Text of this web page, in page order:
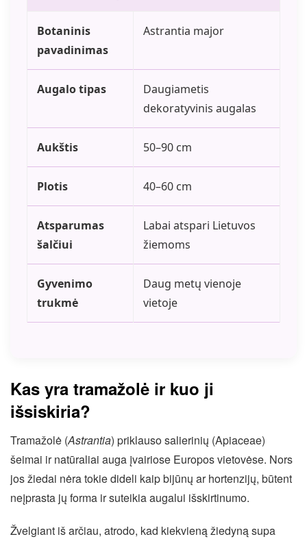
Botaninis
pavadinimas
Astrantia major
Augalo tipas
Daugiametis
dekoratyvinis augalas
Aukštis 50–90 cm
Plotis 40–60 cm
Atsparumas
šalčiui
Labai atspari Lietuvos
žiemoms
Gyvenimo
trukmė
Daug metų vienoje
vietoje
Kas yra tramažolė ir kuo ji
išsiskiria?
Tramažolė (Astrantia) priklauso salierinių (Apiaceae)
šeimai ir natūraliai auga įvairiose Europos vietovėse. Nors
jos žiedai nėra tokie dideli kaip bijūnų ar hortenzijų, būtent
neįprasta jų forma ir suteikia augalui išskirtinumo.
Žvelgiant iš arčiau, atrodo, kad kiekvieną žiedyną supa